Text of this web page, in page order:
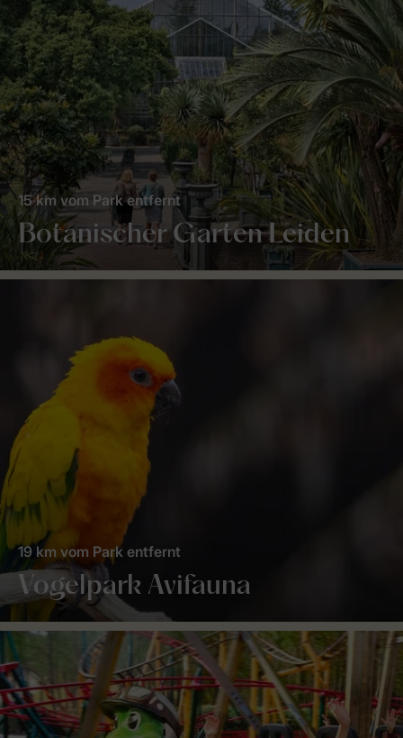
Botanischer Garten Leiden
15 km vom Park entfernt
Vogelpark Avifauna
19 km vom Park entfernt